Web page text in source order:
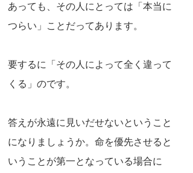
あっても、その人にとっては「本当に
つらい」ことだってあります。
要するに「その人によって全く違って
くる」のです。
答えが永遠に見いだせないということ
になりましょうか。命を優先させると
いうことが第一となっている場合に